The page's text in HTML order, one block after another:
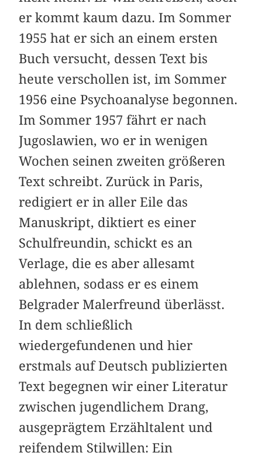
er kommt kaum dazu. Im Sommer
1955 hat er sich an einem ersten
Buch versucht, dessen Text bis
heute verschollen ist, im Sommer
1956 eine Psychoanalyse begonnen.
Im Sommer 1957 fährt er nach
Jugoslawien, wo er in wenigen
Wochen seinen zweiten größeren
Text schreibt. Zurück in Paris,
redigiert er in aller Eile das
Manuskript, diktiert es einer
Schulfreundin, schickt es an
Verlage, die es aber allesamt
ablehnen, sodass er es einem
Belgrader Malerfreund überlässt.
In dem schließlich
wiedergefundenen und hier
erstmals auf Deutsch publizierten
Text begegnen wir einer Literatur
zwischen jugendlichem Drang,
ausgeprägtem Erzähltalent und
reifendem Stilwillen: Ein